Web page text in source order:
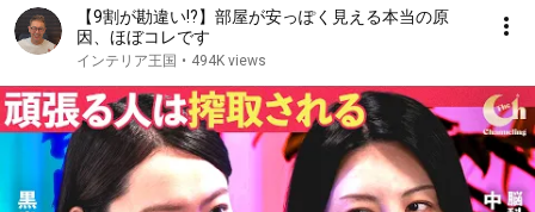
【9割が勘違い!?】部屋が安っぽく見える本当の原
因、ほぼコレです
インテリア王国 • 494K views